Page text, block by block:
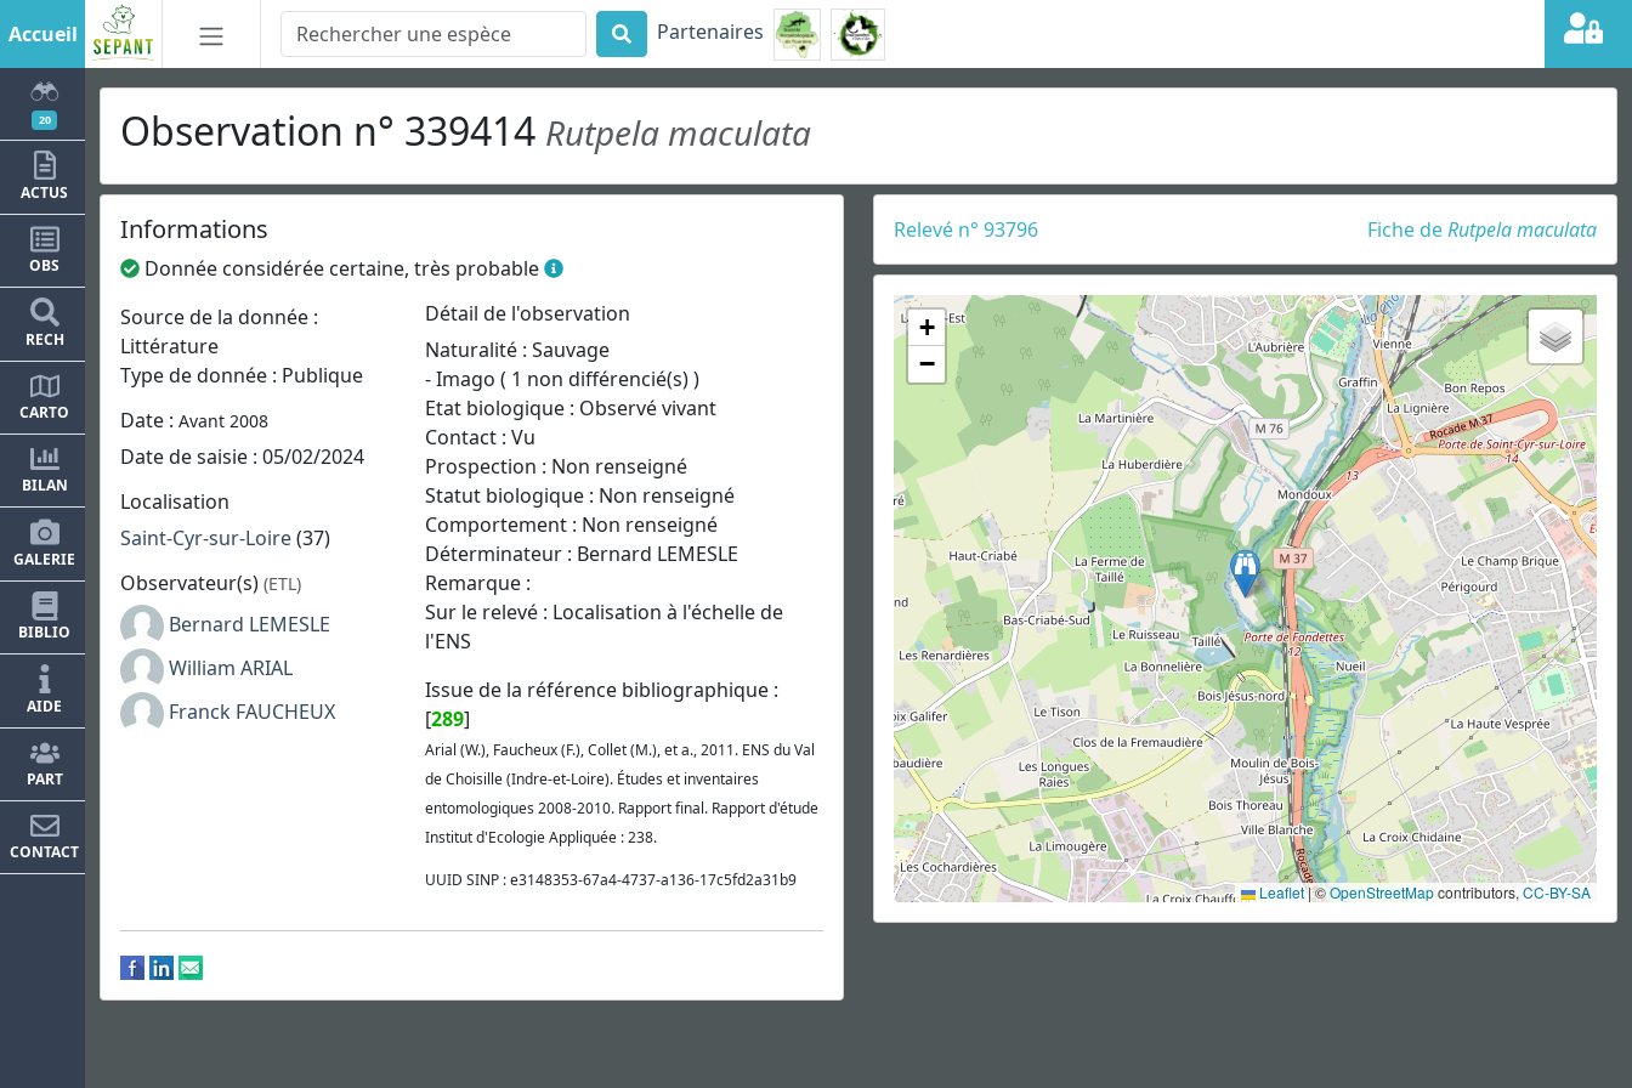
Accueil Partenaires
20
ACTUS
OBS
RECH
CARTO
BILAN
GALERIE
BIBLIO
AIDE
PART
CONTACT
Observation n° 339414 Rutpela maculata
Informations
Donnée considérée certaine, très probable
Source de la donnée :
Littérature
Type de donnée : Publique
Date : Avant 2008
Date de saisie : 05/02/2024
Localisation
Saint-Cyr-sur-Loire(37)
Observateur(s) (ETL)
Bernard LEMESLE
William ARIAL
Franck FAUCHEUX
Détail de l'observation
Naturalité : Sauvage
- Imago ( 1 non différencié(s) )
Etat biologique : Observé vivant
Contact : Vu
Prospection : Non renseigné
Statut biologique : Non renseigné
Comportement : Non renseigné
Déterminateur : Bernard LEMESLE
Remarque :
Sur le relevé : Localisation à l'échelle de
l'ENS
Issue de la référence bibliographique :
[289]
Arial (W.), Faucheux (F.), Collet (M.), et a., 2011. ENS du Val
de Choisille (Indre-et-Loire). Études et inventaires
entomologiques 2008-2010. Rapport final. Rapport d'étude
Institut d'Ecologie Appliquée : 238.
UUID SINP : e3148353-67a4-4737-a136-17c5fd2a31b9
Fiche deRutpela maculata
Relevé n° 93796
+
−
Leaflet|©OpenStreetMapcontributors, CC-BY-SA